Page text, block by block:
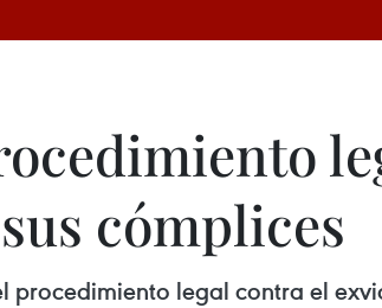
cómplices
procedimiento legal contra el